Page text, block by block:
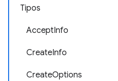
Tipos
AcceptInfo
CreateInfo
CreateOptions